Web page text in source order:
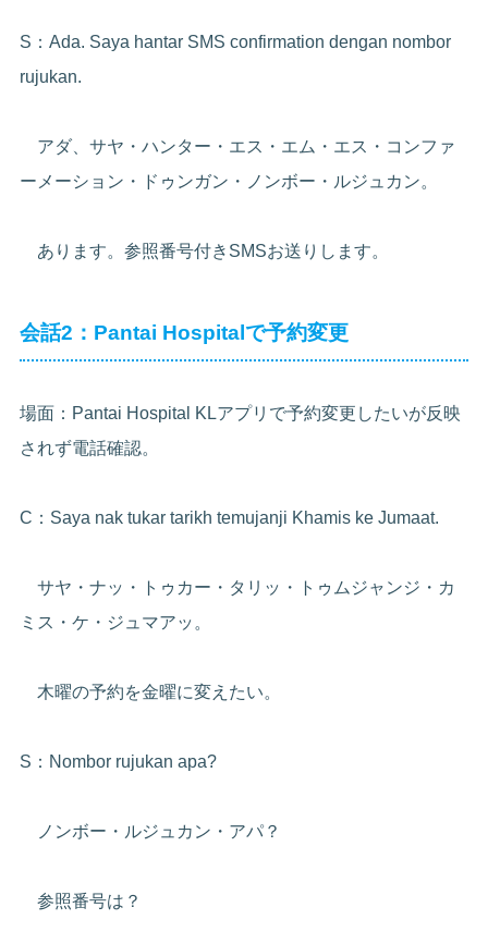
S：Ada. Saya hantar SMS confirmation dengan nombor
rujukan.
アダ、サヤ・ハンター・エス・エム・エス・コンファ
ーメーション・ドゥンガン・ノンボー・ルジュカン。
あります。参照番号付きSMSお送りします。
会話2：Pantai Hospitalで予約変更
場面：Pantai Hospital KLアプリで予約変更したいが反映
されず電話確認。
C：Saya nak tukar tarikh temujanji Khamis ke Jumaat.
サヤ・ナッ・トゥカー・タリッ・トゥムジャンジ・カ
ミス・ケ・ジュマアッ。
木曜の予約を金曜に変えたい。
S：Nombor rujukan apa?
ノンボー・ルジュカン・アパ？
参照番号は？